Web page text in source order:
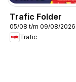
Trafic Folder
05/08 t/m 09/08/2026
Trafic